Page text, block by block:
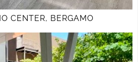
CENTER, BERGAMO